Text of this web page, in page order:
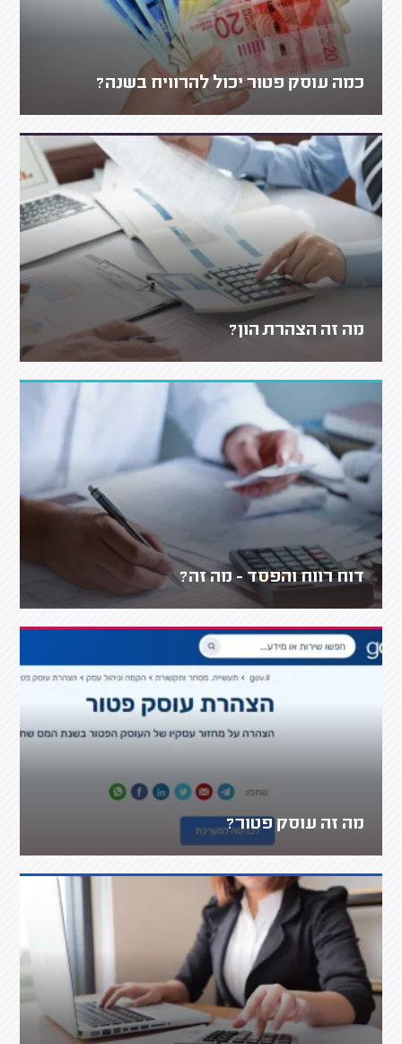
כמה עוסק פטור יכול להרוויח בשנה?
מה זה הצהרת הון?
דוח רווח והפסד - מה זה?
מה זה עוסק פטור?